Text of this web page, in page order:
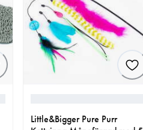
Little&Bigger Pure Purr